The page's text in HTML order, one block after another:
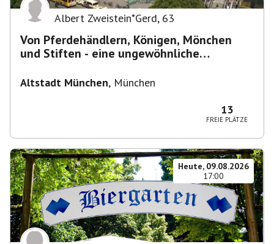
Albert Zweistein*Gerd, 63
Von Pferdehändlern, Königen, Mönchen
und Stiften - eine ungewöhnliche
Altstadt München, München
13
FREIE PLÄTZE
Heute, 09.08.2026
17:00